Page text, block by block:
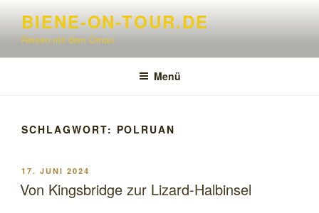
springen
BIENE-ON-TOUR.DE
Reisen mit dem Oman
Menü
SCHLAGWORT: POLRUAN
VERÖFFENTLICHT
AM
17. JUNI 2024
Von Kingsbridge zur Lizard-Halbinsel